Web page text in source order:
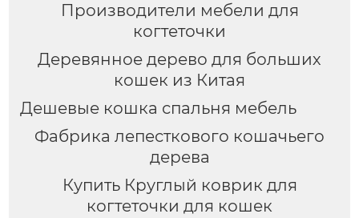
Производители мебели для
когтеточки
Деревянное дерево для больших
кошек из Китая
Дешевые кошка спальня мебель
Фабрика лепесткового кошачьего
дерева
Купить Круглый коврик для
когтеточки для кошек